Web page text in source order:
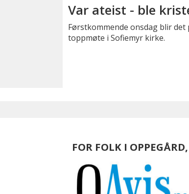
Var ateist - ble
Førstkommende onsdag blir det
toppmøte i Sofiemyr kirke.
FOR FOLK I